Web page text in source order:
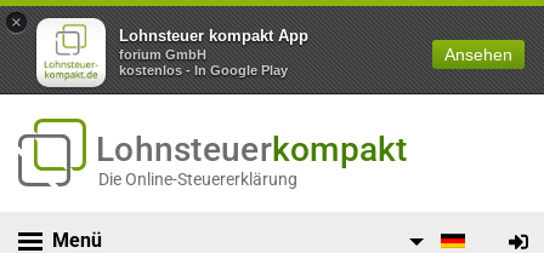
×
Lohnsteuer kompakt App
forium GmbH
kostenlos - In Google Play
Ansehen
Lohnsteuerkompakt
Die Online-Steuererklärung
Menü